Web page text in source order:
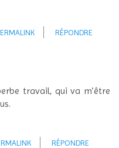
RÉPONDRE
travail, qui va m’être
RÉPONDRE